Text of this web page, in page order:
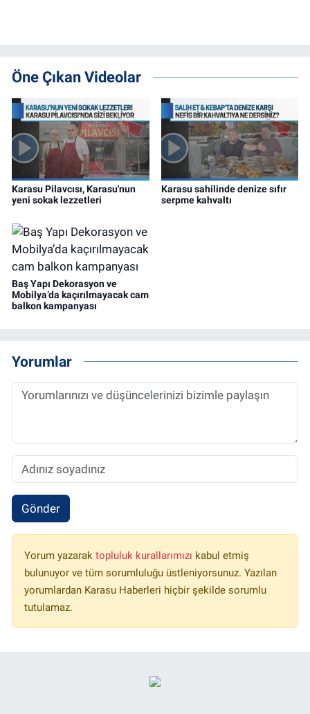
Öne Çıkan Videolar
Karasu Pilavcısı, Karasu'nun
yeni sokak lezzetleri
Karasu sahilinde denize sıfır
serpme kahvaltı
Baş Yapı Dekorasyon ve
Mobilya’da kaçırılmayacak cam
balkon kampanyası
Yorumlar
Gönder
Yorum yazarak topluluk kurallarımızı kabul etmiş
bulunuyor ve tüm sorumluluğu üstleniyorsunuz. Yazılan
yorumlardan Karasu Haberleri hiçbir şekilde sorumlu
tutulamaz.